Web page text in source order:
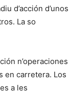
d’acción d’unos
La so
n’operaciones
en carretera. Los
a les